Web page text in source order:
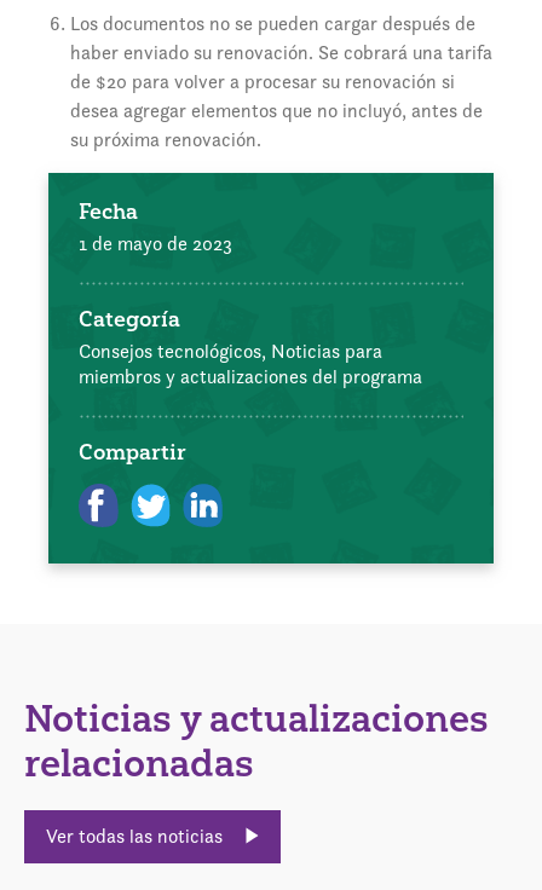
Los documentos no se pueden cargar después de
haber enviado su renovación. Se cobrará una tarifa
de $20 para volver a procesar su renovación si
desea agregar elementos que no incluyó, antes de
su próxima renovación.
Fecha
1 de mayo de 2023
Categoría
Consejos tecnológicos, Noticias para
miembros y actualizaciones del programa
Compartir
Noticias y actualizaciones
relacionadas
Ver todas las noticias